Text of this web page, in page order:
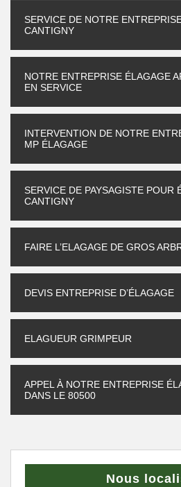
SERVICE DE NOTRE
CANTIGNY
NOTRE ENTREPRISE ÉLAGAGE
EN SERVICE
INTERVENTION DE NOTRE
MP ÉLAGAGE
SERVICE DE PAYSAGISTE POUR
CANTIGNY
FAIRE L’ELAGAGE DE GROS
DEVIS ENTREPRISE D’ÉLAGAGE
ELAGUEUR GRIMPEUR
APPEL À NOTRE ENTREPRISE
DANS LE 80500
Nous